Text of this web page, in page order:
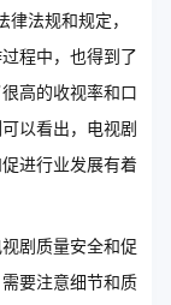
法规和规定，
程中，也得到了
高的收视率和口
以看出，电视剧
进行业发展有着
剧质量安全和促
要注意细节和质